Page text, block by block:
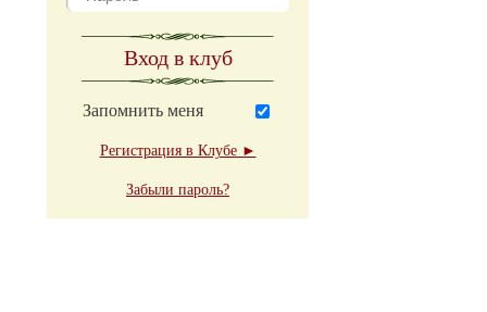
Вход в клуб
Запомнить меня
Регистрация в Клубе ►
Забыли пароль?